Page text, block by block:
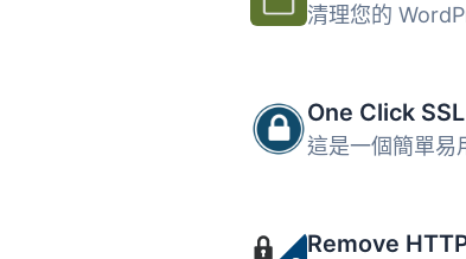
One Click SSL